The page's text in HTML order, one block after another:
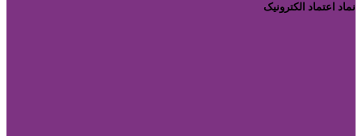
نماد اعتماد الکترونیک